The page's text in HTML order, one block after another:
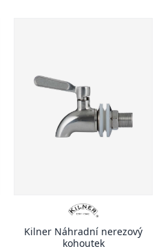
Kilner Náhradní nerezový
kohoutek